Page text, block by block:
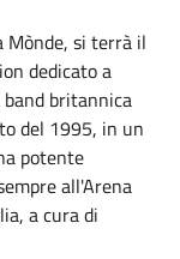
Mònde, si terrà il
dedicato a
britannica
del 1995, in un
potente
all'Arena
a cura di